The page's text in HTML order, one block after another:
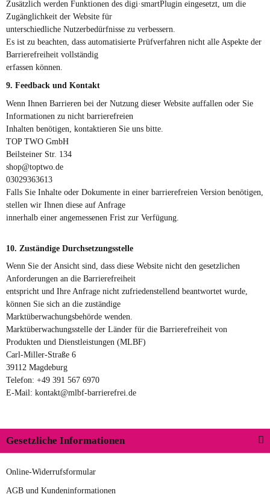
Zusätzlich werden Funktionen des digi·smartPlugin eingesetzt, um die
Zugänglichkeit der Website für
unterschiedliche Nutzerbedürfnisse zu verbessern.
Es ist zu beachten, dass automatisierte Prüfverfahren nicht alle Aspekte der
Barrierefreiheit vollständig
erfassen können.
9. Feedback und Kontakt
Wenn Ihnen Barrieren bei der Nutzung dieser Website auffallen oder Sie
Informationen zu nicht barrierefreien
Inhalten benötigen, kontaktieren Sie uns bitte.
TOP TWO GmbH
Beilsteiner Str. 134
shop@toptwo.de
03029363613
Falls Sie Inhalte oder Dokumente in einer barrierefreien Version benötigen,
stellen wir Ihnen diese auf Anfrage
innerhalb einer angemessenen Frist zur Verfügung.
10. Zuständige Durchsetzungsstelle
Wenn Sie der Ansicht sind, dass diese Website nicht den gesetzlichen
Anforderungen an die Barrierefreiheit
entspricht und Ihre Anfrage nicht zufriedenstellend beantwortet wurde,
können Sie sich an die zuständige
Marktüberwachungsbehörde wenden.
Marktüberwachungsstelle der Länder für die Barrierefreiheit von
Produkten und Dienstleistungen (MLBF)
Carl-Miller-Straße 6
39112 Magdeburg
Telefon: +49 391 567 6970
E-Mail: kontakt@mlbf-barrierefrei.de
Gesetzliche Informationen
Online-Widerrufsformular
AGB und Kundeninformationen